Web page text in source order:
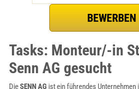
Tasks: Monteur/-in
Senn AG gesucht
DieSENN AG ist ein führendes Unternehmen